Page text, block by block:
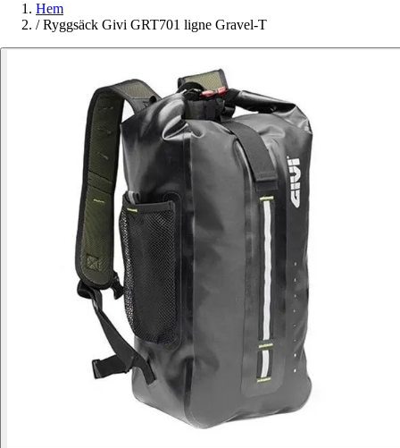
Hem
/ Ryggsäck Givi GRT701 ligne Gravel-T